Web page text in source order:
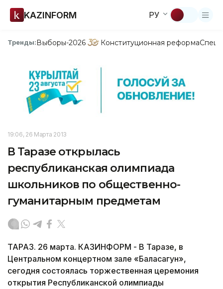
KAZINFORM РУ
Тренды:Выборы-2026 Конституционная реформа
19:06, 26 Марта 2013
В Таразе открылась
республиканская олимпиада
школьников по общественно-
гуманитарным предметам
ТАРАЗ. 26 марта. КАЗИНФОРМ - В Таразе, в
Центральном концертном зале «Баласагун»,
сегодня состоялась торжественная церемония
открытия Республиканской олимпиады